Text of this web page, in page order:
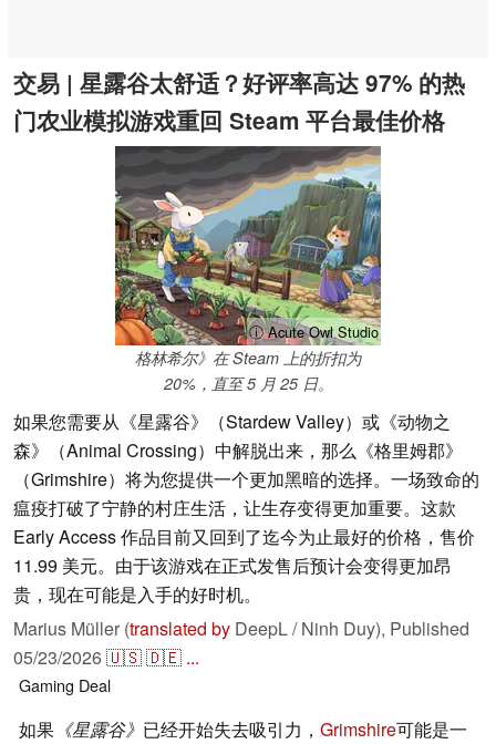
交易 | 星露谷太舒适？好评率高达 97% 的热
门农业模拟游戏重回 Steam 平台最佳价格
ⓘ Acute Owl Studio
格林希尔》在 Steam 上的折扣为
20%，直至 5 月 25 日。
如果您需要从《星露谷》（Stardew Valley）或《动物之
森》（Animal Crossing）中解脱出来，那么《格里姆郡》
（Grimshire）将为您提供一个更加黑暗的选择。一场致命的
瘟疫打破了宁静的村庄生活，让生存变得更加重要。这款
Early Access 作品目前又回到了迄今为止最好的价格，售价
11.99 美元。由于该游戏在正式发售后预计会变得更加昂
贵，现在可能是入手的好时机。
Marius Müller (translated by DeepL / Ninh Duy), Published
05/23/2026🇺🇸🇩🇪 ...
Gaming Deal
如果 《星露谷》 已经开始失去吸引力， Grimshire可能是一